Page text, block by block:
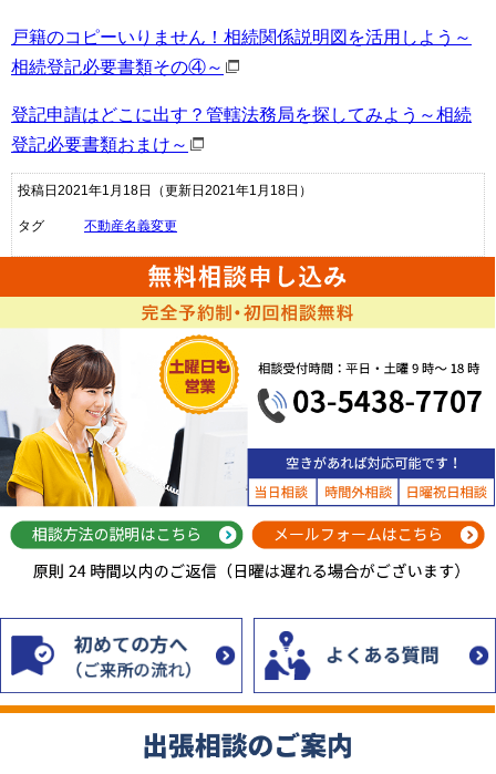
戸籍のコピーいりません！相続関係説明図を活用しよう～
相続登記必要書類その④～
登記申請はどこに出す？管轄法務局を探してみよう～相続
登記必要書類おまけ～
投稿日2021年1月18日 （更新日2021年1月18日）
タグ 不動産名義変更
相談方法の説明はこちら